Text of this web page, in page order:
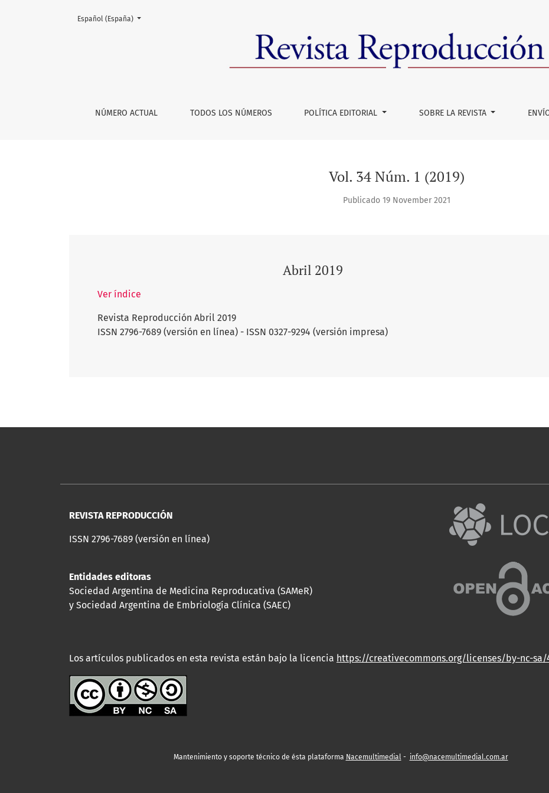
Vol. 34 Núm. 1 (2019): Abril 2019
NÚMERO ACTUAL TODOS LOS NÚMEROS POLÍTICA EDITORIAL SOBRE LA REVISTA
Cambiar el idioma. El actual es:
Español (España)
Vol. 34 Núm. 1 (2019)
Publicado 19 November 2021
Abril 2019
Ver índice
Revista Reproducción Abril 2019
ISSN 2796-7689 (versión en línea) - ISSN 0327-9294 (versión impresa)
REVISTA REPRODUCCIÓN
ISSN 2796-7689 (versión en línea)
Entidades editoras
Sociedad Argentina de Medicina Reproducativa (SAMeR)
y Sociedad Argentina de Embriología Clínica (SAEC)
Los artículos publicados en esta revista están bajo la licencia https://creativecommons.org/licenses/by-nc-sa/
Mantenimiento y soporte técnico de ésta plataforma Nacemultimedial- info@nacemultimedial.com.ar